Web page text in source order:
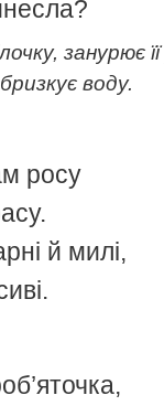
занурює
воду.
росу
й милі,